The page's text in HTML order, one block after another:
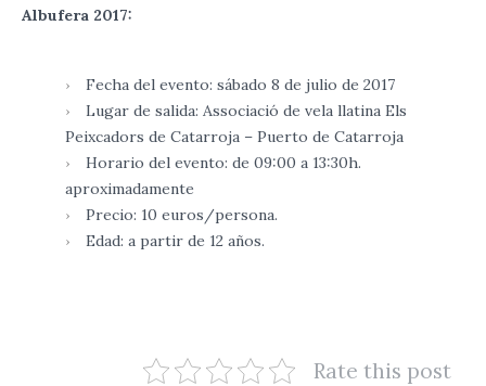
Albufera 2017:
Fecha del evento: sábado 8 de julio de 2017
Lugar de salida: Associació de vela llatina Els
Peixcadors de Catarroja – Puerto de Catarroja
Horario del evento: de 09:00 a 13:30h.
aproximadamente
Precio: 10 euros/persona.
Edad: a partir de 12 años.
Rate this post